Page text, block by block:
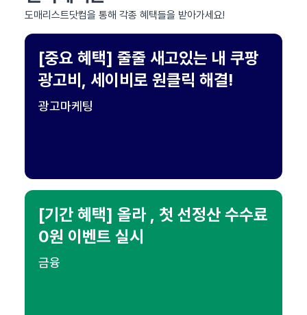
도매리스트닷컴을 통해 각종 혜택들을 받아가세요!
[중요 혜택] 줄줄 새고있는 내 쿠팡
광고비, 세이비로 원클릭 해결!
광고마케팅
[기간 혜택] 올라 , 첫 선정산 수수료
0원 이벤트 실시
금융